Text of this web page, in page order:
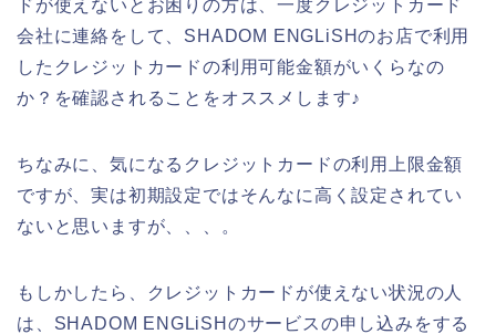
ドが使えないとお困りの方は、一度クレジットカード
会社に連絡をして、SHADOM ENGLiSHのお店で利用
したクレジットカードの利用可能金額がいくらなの
か？を確認されることをオススメします♪
ちなみに、気になるクレジットカードの利用上限金額
ですが、実は初期設定ではそんなに高く設定されてい
ないと思いますが、、、。
もしかしたら、クレジットカードが使えない状況の人
は、SHADOM ENGLiSHのサービスの申し込みをする